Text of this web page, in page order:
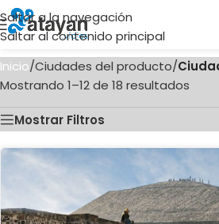
Saltar a la navegación
Saltar al contenido principal
Inicio/Ciudades del producto/
Mostrando 1–12 de 18 resultados
Mostrar Filtros